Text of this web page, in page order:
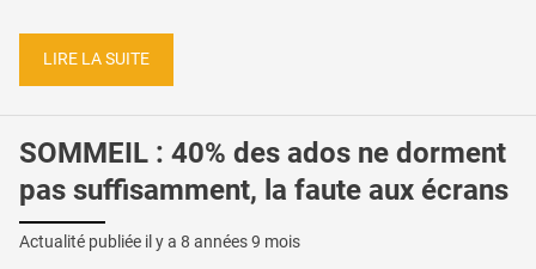
LIRE LA SUITE
SOMMEIL : 40% des ados ne dorment
pas suffisamment, la faute aux écrans
Actualité publiée il y a 8 années 9 mois